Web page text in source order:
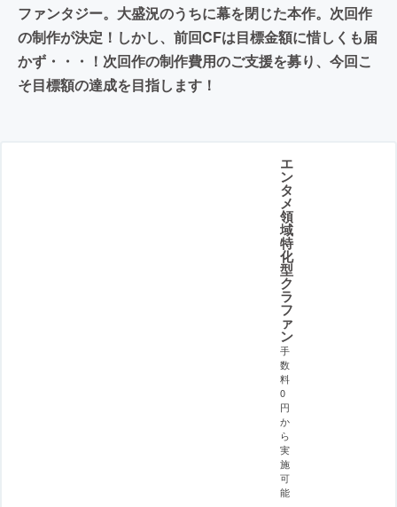
ファンタジー。大盛況のうちに幕を閉じた本作。次回作
の制作が決定！しかし、前回CFは目標金額に惜しくも届
かず・・・！次回作の制作費用のご支援を募り、今回こ
そ目標額の達成を目指します！
エ
ン
タ
メ
領
域
特
化
型
ク
ラ
フ
ァ
ン
手
数
料
0
円
か
ら
実
施
可
能